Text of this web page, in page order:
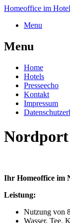
Homeoffice im Hotel
Menu
Menu
Home
Hotels
Presseecho
Kontakt
Impressum
Nordport
Ihr Homeoffice im
Leistung:
Nutzung von
Wasser, Tee,